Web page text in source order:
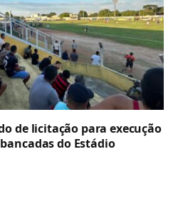
de licitação para execução
do Estádio